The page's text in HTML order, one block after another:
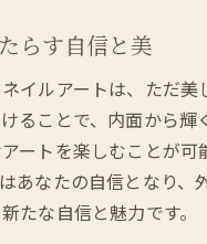
初心者
立川市
立川市
立川市
立川市
らす自信と美
イルアートは、ただ
ることで、内面から
ートを楽しむことが
あなたの自信となり
たな自信と魅力です。